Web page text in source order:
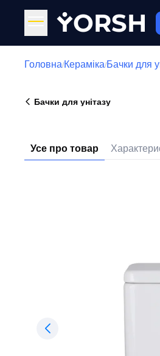
YORSH
Головна/Кераміка/Бачки для
Бачки для унітазу
Усе про товар